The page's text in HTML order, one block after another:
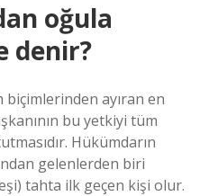
oğula
denir?
ayıran en
bu yetkiyi tüm
Hükümdarın
gelenlerden biri
tahta ilk geçen kişi olur.